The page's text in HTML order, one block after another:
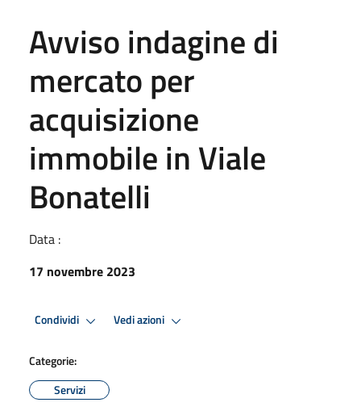
Avviso indagine di
mercato per
acquisizione
immobile in Viale
Bonatelli
Data :
17 novembre 2023
Condividi Vedi azioni
Categorie:
Servizi